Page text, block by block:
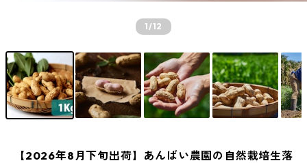
1/12
【2026年8月下旬出荷】あんばい農園の自然栽培生落